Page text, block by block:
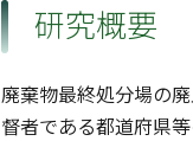
研究概要
廃棄物最終処分場の
督者である都道府県